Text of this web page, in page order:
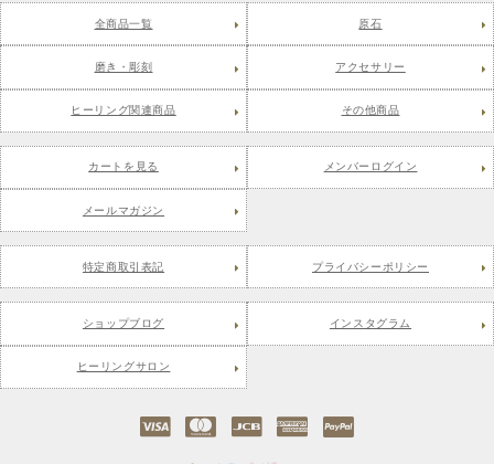
全商品一覧 原石
磨き・彫刻 アクセサリー
ヒーリング関連商品 その他商品
カートを見る メンバーログイン
メールマガジン
特定商取引表記 プライバシーポリシー
ショップブログ インスタグラム
ヒーリングサロン